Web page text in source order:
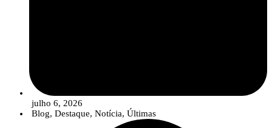
julho 6, 2026
Blog, Destaque, Notícia, Últimas